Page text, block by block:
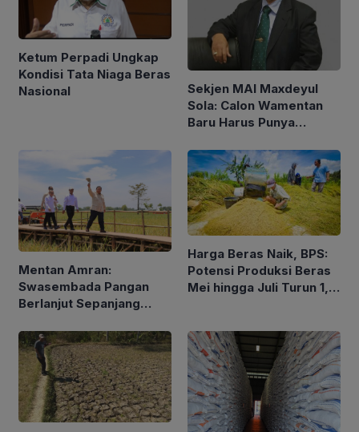
Ketum Perpadi Ungkap
Kondisi Tata Niaga Beras
Nasional
Sekjen MAI Maxdeyul
Sola: Calon Wamentan
Baru Harus Punya
Holistik
Mentan Amran:
Swasembada Pangan
Berlanjut Sepanjang
Harga Beras Naik, BPS:
Potensi Produksi Beras
Mei hingga Juli Turun 1,16